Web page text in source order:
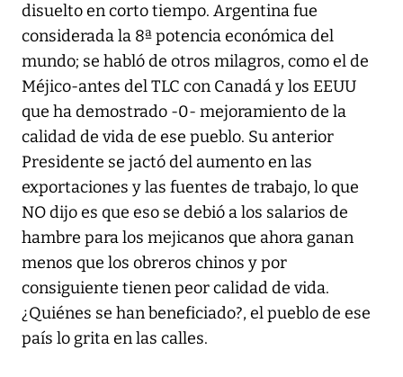
disuelto en corto tiempo. Argentina fue
considerada la 8ª potencia económica del
mundo; se habló de otros milagros, como el de
Méjico-antes del TLC con Canadá y los EEUU
que ha demostrado -0- mejoramiento de la
calidad de vida de ese pueblo. Su anterior
Presidente se jactó del aumento en las
exportaciones y las fuentes de trabajo, lo que
NO dijo es que eso se debió a los salarios de
hambre para los mejicanos que ahora ganan
menos que los obreros chinos y por
consiguiente tienen peor calidad de vida.
¿Quiénes se han beneficiado?, el pueblo de ese
país lo grita en las calles.